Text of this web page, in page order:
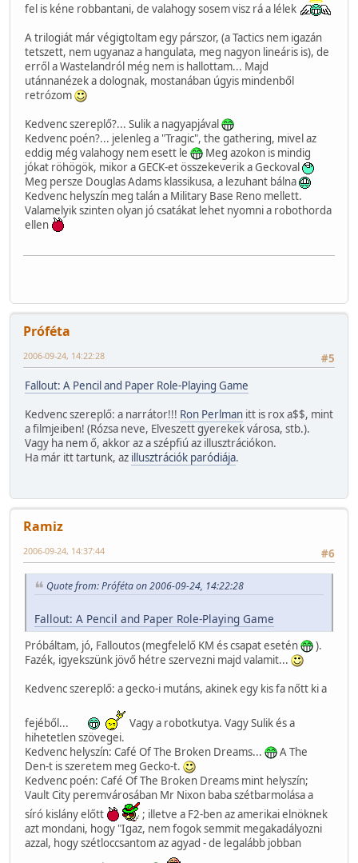
fel is kéne robbantani, de valahogy sosem visz rá a lélek
A trilogiát már végigtoltam egy párszor, (a Tactics nem igazán
tetszett, nem ugyanaz a hangulata, meg nagyon lineáris is), de
erről a Wastelandról még nem is hallottam... Majd
utánnanézek a dolognak, mostanában úgyis mindenből
retrózom
Kedvenc szereplő?... Sulik a nagyapjával
Kedvenc poén?... jelenleg a "Tragic", the gathering, mivel az
eddig még valahogy nem esett le
Meg azokon is mindig
jókat röhögök, mikor a GECK-et összekeverik a Geckoval
Meg persze Douglas Adams klassikusa, a lezuhant bálna
Kedvenc helyszín meg talán a Military Base Reno mellett.
Valamelyik szinten olyan jó csatákat lehet nyomni a robothorda
ellen
Próféta
#5
2006-09-24, 14:22:28
Fallout: A Pencil and Paper Role-Playing Game
Kedvenc szereplő: a narrátor!!! Ron Perlman itt is rox a$$, mint
a filmjeiben! (Rózsa neve, Elveszett gyerekek városa, stb.).
Vagy ha nem ő, akkor az a szépfiú az illusztrációkon.
Ha már itt tartunk, az illusztrációk paródiája.
Ramiz
#6
2006-09-24, 14:37:44
Quote from: Próféta on 2006-09-24, 14:22:28
Fallout: A Pencil and Paper Role-Playing Game
Próbáltam, jó, Falloutos (megfelelő KM és csapat esetén
).
Fazék, igyekszünk jövő hétre szervezni majd valamit...
Kedvenc szereplő: a gecko-i mutáns, akinek egy kis fa nőtt ki a
fejéből...
Vagy a robotkutya. Vagy Sulik és a
hihetetlen szövegei.
Kedvenc helyszín: Café Of The Broken Dreams...
A The
Den-t is szeretem meg Gecko-t.
Kedvenc poén: Café Of The Broken Dreams mint helyszín;
Vault City peremvárosában Mr Nixon baba szétbarmolása a
síró kislány előtt
; illetve a F2-ben az amerikai elnöknek
azt mondani, hogy "Igaz, nem fogok semmit megakadályozni
azzal, hogy szétloccsantom az agyad - de legalább jobban